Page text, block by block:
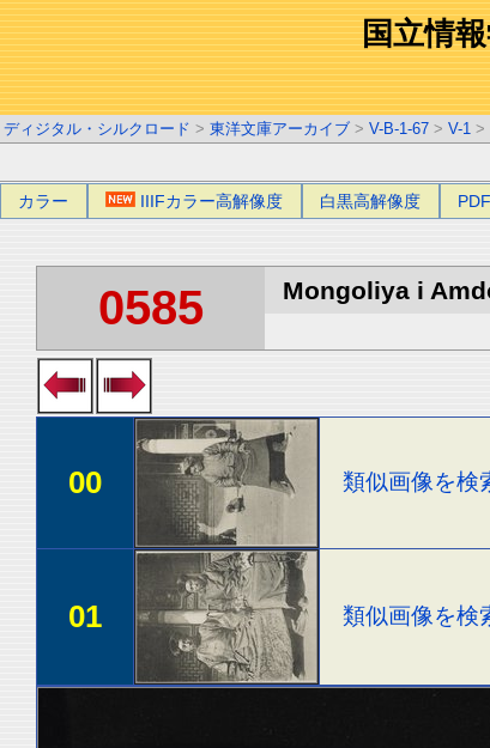
国立情
ディジタル・シルクロード > 東洋文庫アーカイブ > V-B-1-67 > V-1 >
カラー IIIFカラー高解像度 白黒高解像度 PDF
0585 Mongoliya i
00 類似画像を検
01 類似画像を検